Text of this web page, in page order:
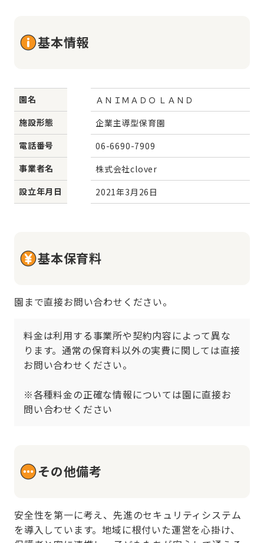
基本情報
園名
ＡＮＩＭＡＤＯ ＬＡＮＤ
施設形態
企業主導型保育園
電話番号
06-6690-7909
事業者名
株式会社clover
設立年月日
2021年3月26日
基本保育料
園まで直接お問い合わせください。
料金は利用する事業所や契約内容によって異な
ります。通常の保育料以外の実費に関しては直接
お問い合わせください。
※各種料金の正確な情報については園に直接お
問い合わせください
その他備考
安全性を第一に考え、先進のセキュリティシステム
を導入しています。地域に根付いた運営を心掛け、